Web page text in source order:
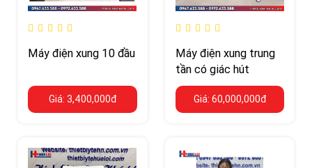
Máy điện xung 10 đầu
Giá: 3,400,000đ
Máy điện xung trung
tần có giác hút
Giá: 60,000,000đ